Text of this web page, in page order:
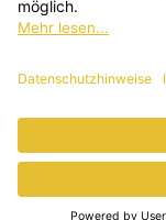
deine Fragen